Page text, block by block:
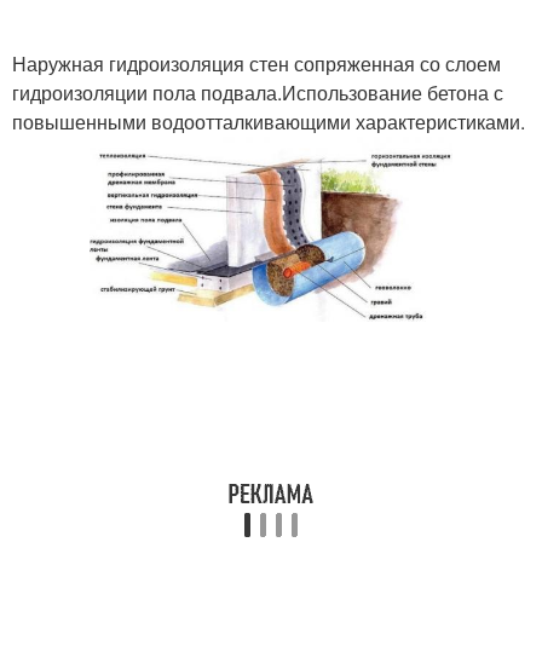
Наружная гидроизоляция стен сопряженная со слоем
гидроизоляции пола подвала.Использование бетона с
повышенными водоотталкивающими характеристиками.